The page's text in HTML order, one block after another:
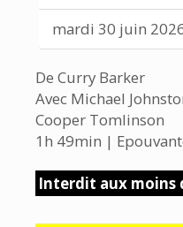
mardi 30 juin
De Curry Barker
Avec Michael
Cooper Tomlinson
1h 49min |
Interdit aux moins